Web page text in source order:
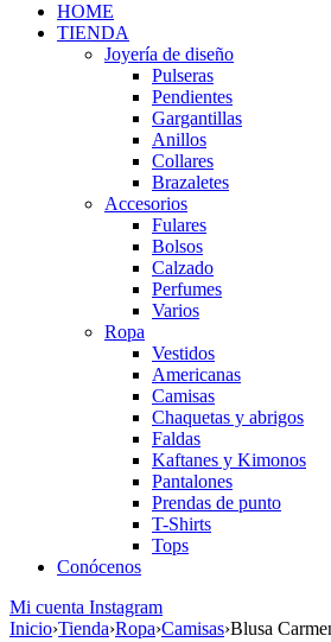
HOME
TIENDA
Joyería de diseño
Pulseras
Pendientes
Gargantillas
Anillos
Collares
Brazaletes
Accesorios
Fulares
Bolsos
Calzado
Perfumes
Varios
Ropa
Vestidos
Americanas
Camisas
Chaquetas y abrigos
Faldas
Kaftanes y Kimonos
Pantalones
Prendas de punto
T-Shirts
Tops
Conócenos
Mi cuenta Instagram
Inicio›Tienda›Ropa›Camisas›Blusa